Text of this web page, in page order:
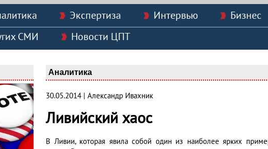
Экспертиза Интервью Бизнес
СМИ Новости ЦПТ
Аналитика
30.05.2014 | Александр Ивахник
Ливийский хаос
В Ливии, которая явила собой один из наиболее ярких